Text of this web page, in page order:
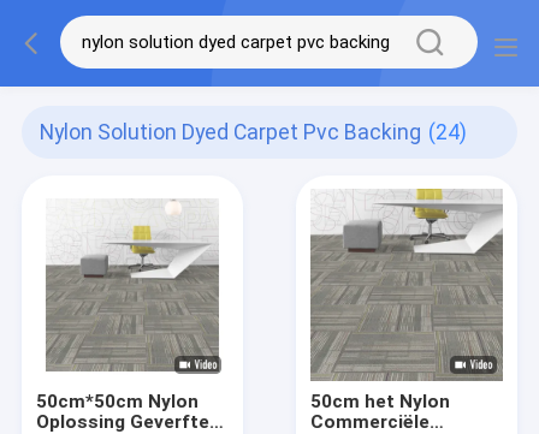
Nylon Solution Dyed Carpet Pvc Backing (24)
50cm*50cm Nylon
Oplossing Geverfte
50cm het Nylon
Commerciële